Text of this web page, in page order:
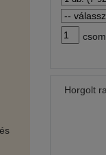
Horgolt